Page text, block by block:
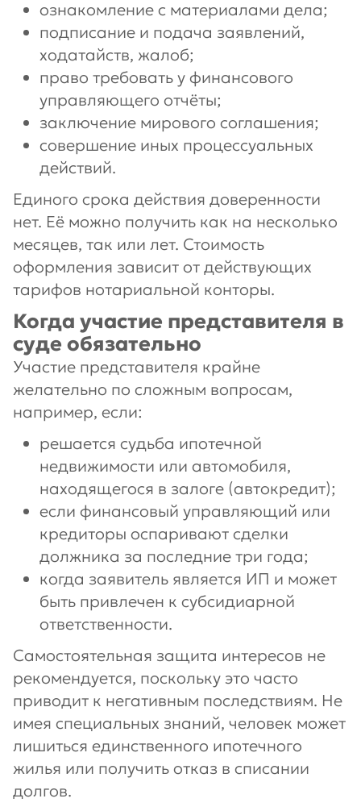
ознакомление с материалами дела;
подписание и подача заявлений,
ходатайств, жалоб;
право требовать у финансового
управляющего отчёты;
заключение мирового соглашения;
совершение иных процессуальных
действий.
Единого срока действия доверенности
нет. Её можно получить как на несколько
месяцев, так или лет. Стоимость
оформления зависит от действующих
тарифов нотариальной конторы.
Когда участие представителя в
суде обязательно
Участие представителя крайне
желательно по сложным вопросам,
например, если:
решается судьба ипотечной
недвижимости или автомобиля,
находящегося в залоге (автокредит);
если финансовый управляющий или
кредиторы оспаривают сделки
должника за последние три года;
когда заявитель является ИП и может
быть привлечен к субсидиарной
ответственности.
Самостоятельная защита интересов не
рекомендуется, поскольку это часто
приводит к негативным последствиям. Не
имея специальных знаний, человек может
лишиться единственного ипотечного
жилья или получить отказ в списании
долгов.